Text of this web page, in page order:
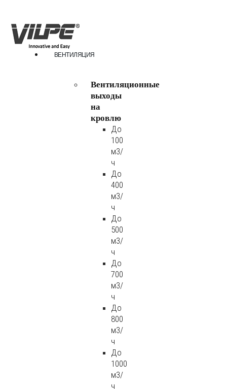
ВЕНТИЛЯЦИЯ
Вентиляционные
выходы
на
кровлю
До
100
м3/
ч
До
400
м3/
ч
До
500
м3/
ч
До
700
м3/
ч
До
800
м3/
ч
До
1000
м3/
ч